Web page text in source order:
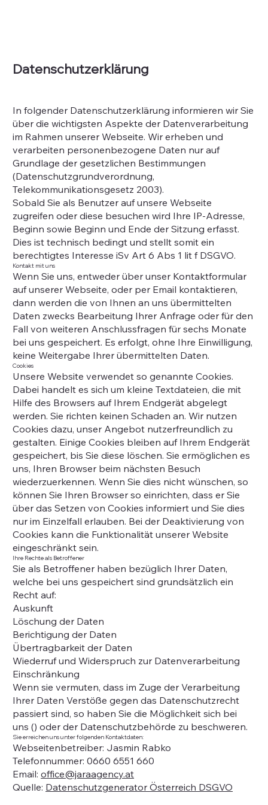
Datenschutzerklärung
In folgender Datenschutzerklärung informieren wir Sie
über die wichtigsten Aspekte der Datenverarbeitung
im Rahmen unserer Webseite. Wir erheben und
verarbeiten personenbezogene Daten nur auf
Grundlage der gesetzlichen Bestimmungen
(Datenschutzgrundverordnung,
Telekommunikationsgesetz 2003).
Sobald Sie als Benutzer auf unsere Webseite
zugreifen oder diese besuchen wird Ihre IP-Adresse,
Beginn sowie Beginn und Ende der Sitzung erfasst.
Dies ist technisch bedingt und stellt somit ein
berechtigtes Interesse iSv Art 6 Abs 1 lit f DSGVO.
Kontakt mit uns
Wenn Sie uns, entweder über unser Kontaktformular
auf unserer Webseite, oder per Email kontaktieren,
dann werden die von Ihnen an uns übermittelten
Daten zwecks Bearbeitung Ihrer Anfrage oder für den
Fall von weiteren Anschlussfragen für sechs Monate
bei uns gespeichert. Es erfolgt, ohne Ihre Einwilligung,
keine Weitergabe Ihrer übermittelten Daten.
Cookies
Unsere Website verwendet so genannte Cookies.
Dabei handelt es sich um kleine Textdateien, die mit
Hilfe des Browsers auf Ihrem Endgerät abgelegt
werden. Sie richten keinen Schaden an. Wir nutzen
Cookies dazu, unser Angebot nutzerfreundlich zu
gestalten. Einige Cookies bleiben auf Ihrem Endgerät
gespeichert, bis Sie diese löschen. Sie ermöglichen es
uns, Ihren Browser beim nächsten Besuch
wiederzuerkennen. Wenn Sie dies nicht wünschen, so
können Sie Ihren Browser so einrichten, dass er Sie
über das Setzen von Cookies informiert und Sie dies
nur im Einzelfall erlauben. Bei der Deaktivierung von
Cookies kann die Funktionalität unserer Website
eingeschränkt sein.
Ihre Rechte als Betroffener
Sie als Betroffener haben bezüglich Ihrer Daten,
welche bei uns gespeichert sind grundsätzlich ein
Recht auf:
Auskunft
Löschung der Daten
Berichtigung der Daten
Übertragbarkeit der Daten
Wiederruf und Widerspruch zur Datenverarbeitung
Einschränkung
Wenn sie vermuten, dass im Zuge der Verarbeitung
Ihrer Daten Verstöße gegen das Datenschutzrecht
passiert sind, so haben Sie die Möglichkeit sich bei
uns () oder der Datenschutzbehörde zu beschweren.
Sie erreichen uns unter folgenden Kontaktdaten:
Webseitenbetreiber: Jasmin Rabko
Telefonnummer: 0660 6551 660
Email:office@jaraagency.at
Quelle: Datenschutzgenerator Österreich DSGVO